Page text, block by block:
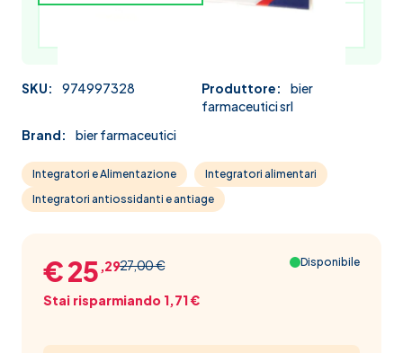
SKU: 974997328 Produttore:
bier
farmaceutici srl
Brand:
bier farmaceutici
Integratori e Alimentazione
Integratori alimentari
Integratori antiossidanti e antiage
27,00 €
€ 25 ,29
Stai risparmiando 1,71 €
Disponibile